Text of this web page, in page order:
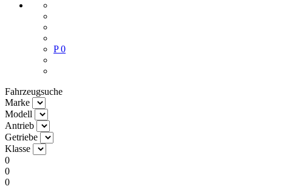
P 0
Fahrzeugsuche
Marke
Modell
Antrieb
Getriebe
Klasse
0
0
0